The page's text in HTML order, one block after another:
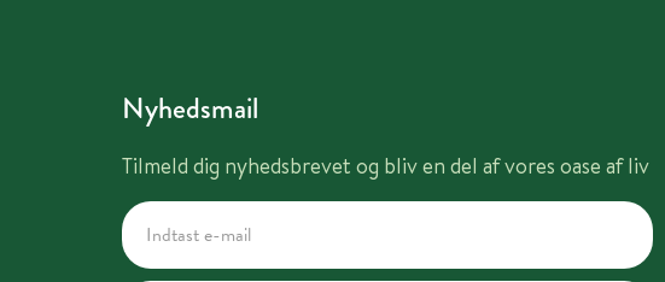
Nyhedsmail
Tilmeld dig nyhedsbrevet og bliv en del af vores oase af liv